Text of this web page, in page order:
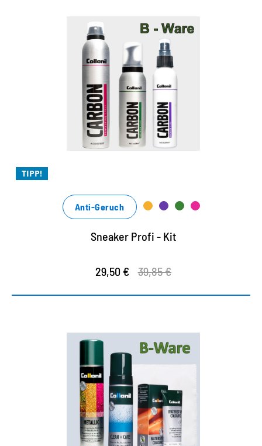
TIPP!
Anti-Geruch
Sneaker Profi - Kit
29,50 € 39,85 €